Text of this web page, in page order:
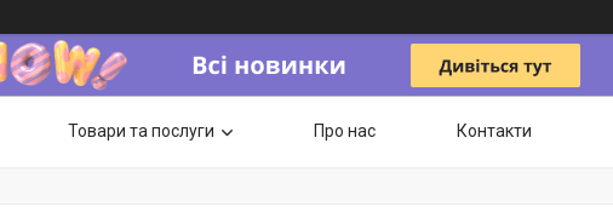
Товари та послуги Про нас Контакти